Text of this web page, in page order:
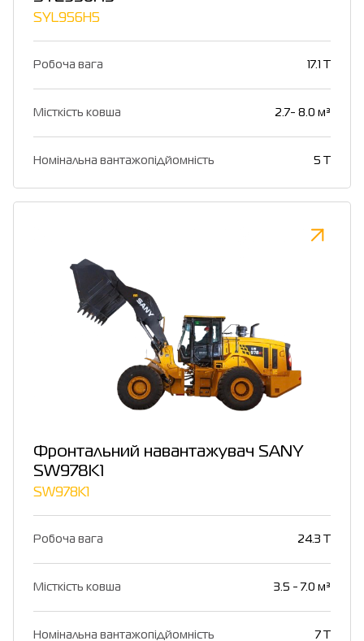
SYL956H5
Робоча вага 17.1 T
Місткість ковша 2.7- 8.0 м³
Номінальна вантажопідйомність 5 T
Фронтальний навантажувач SANY
SW978K1
SW978K1
Робоча вага 24.3 T
Місткість ковша 3.5 - 7.0 м³
Номінальна вантажопідйомність 7 T